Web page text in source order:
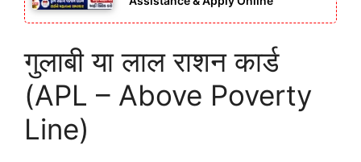
गुलाबी या लाल राशन कार्ड
(APL – Above Poverty
Line)